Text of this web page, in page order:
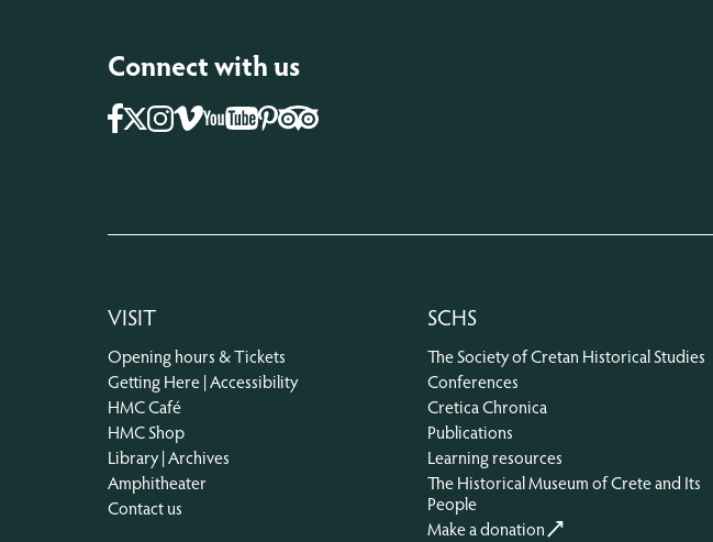
Connect with us
Facebook
X Instagram
VimeoYoutubePinterest
Tripadvisor
VISIT
Opening hours & Tickets
Getting Here | Accessibility
HMC Café
HMC Shop
Library | Archives
Amphitheater
Contact us
SCHS
The Society of Cretan Historical Studies
Conferences
Cretica Chronica
Publications
Learning resources
The Historical Museum of Crete and Its
People
Make a donation